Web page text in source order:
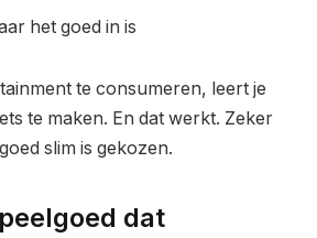
het goed in is
te consumeren, leert je
te maken. En dat werkt. Zeker
slim is gekozen.
dat